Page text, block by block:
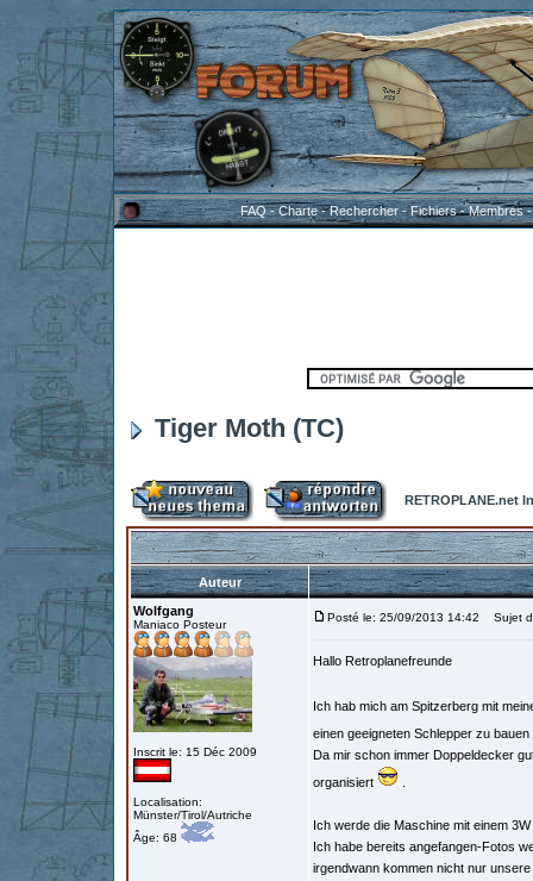
FAQ-Charte-Rechercher-Fichiers-Membres
Tiger Moth (TC)
RETROPLANE.net
Auteur
Wolfgang
Maniaco Posteur
Inscrit le: 15 Déc 2009
Localisation:
Münster/Tirol/Autriche
Âge: 68
Posté le: 25/09/2013 14:42 Sujet
Hallo Retroplanefreunde
Ich hab mich am Spitzerberg mit
einen geeigneten Schlepper zu bauen
Da mir schon immer Doppeldecker
organisiert
Ich werde die Maschine mit einem
Ich habe bereits angefangen-Fotos
irgendwann kommen nicht nur